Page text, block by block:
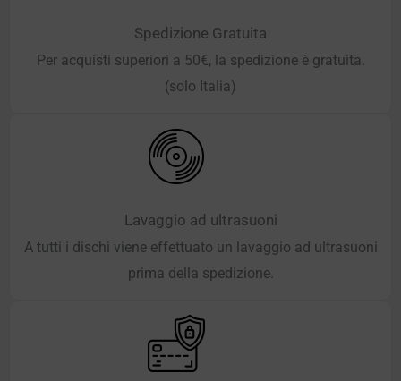
Spedizione Gratuita
Per acquisti superiori a 50€, la spedizione è gratuita.
(solo Italia)
Lavaggio ad ultrasuoni
A tutti i dischi viene effettuato un lavaggio ad ultrasuoni
prima della spedizione.